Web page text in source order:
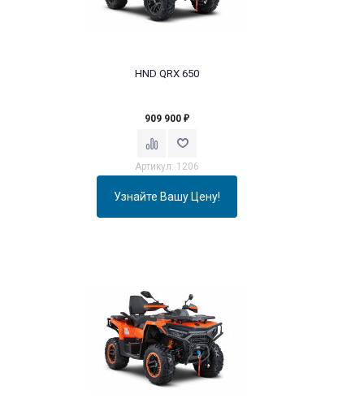
HND QRX 650
909 900 ₽
Артикул: 1206
Узнайте Вашу Цену!